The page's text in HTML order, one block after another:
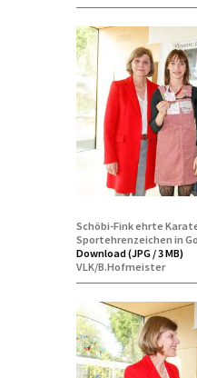
Schöbi-Fink ehrte
Sportehrenzeichen in
Download (JPG / 3 MB)
VLK/B.Hofmeister